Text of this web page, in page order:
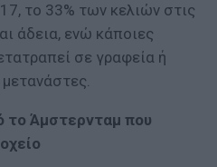
το 33% των κελιών στις
άδεια, ενώ κάποιες
σε γραφεία ή
Άμστερνταμ που